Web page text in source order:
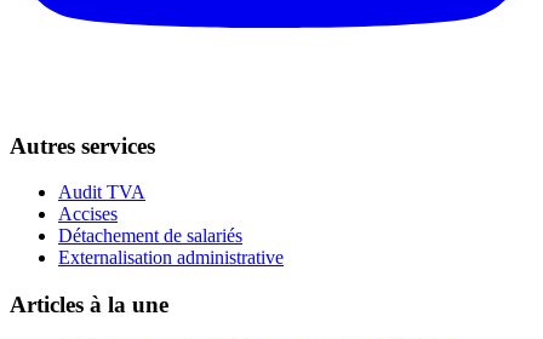
Autres services
Audit TVA
Accises
Détachement de salariés
Externalisation administrative
Articles à la une